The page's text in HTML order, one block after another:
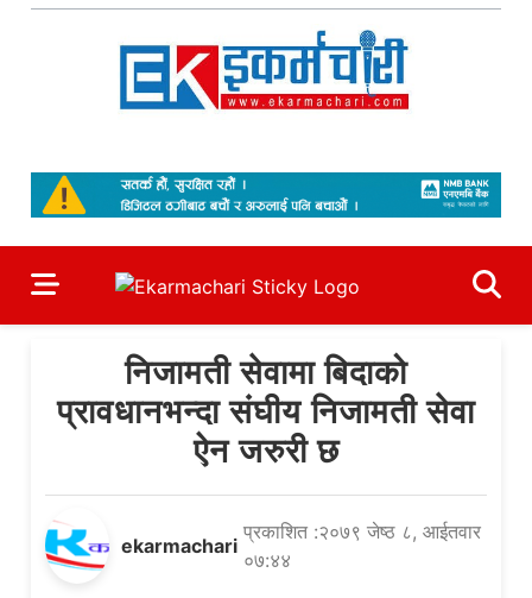
Skip
निजामती सेवामा बिदाको
प्रावधानभन्दा संघीय निजामती सेवा
ऐन जरुरी छ
ekarmachari
प्रकाशित :२०७९ जेष्ठ ८, आईतवार
०७:४४